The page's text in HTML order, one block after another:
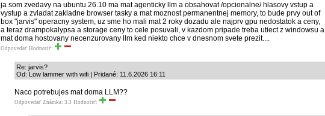
ja som zvedavy na ubuntu 26.10 ma mat agenticky llm a obsahovat /opcionalne/ hlasovy vstup a
vystup a zvladat zakladne browser tasky a mat moznost permanentnej memory, to bude prvy out of
box "jarvis" operacny system, uz sme ho mali mat 2 roky dozadu ale najprv gpu nedostatok a ceny,
a teraz drampokalypsa a storage ceny to cele posuvali, v kazdom pripade treba utiect z windowsu a
mat doma hostovany necenzurovany llm ked niekto chce v dnesnom svete prezit....
Odpovedať Hodnotiť:
Re: jarvis?
Od: Low lammer with wifi | Pridané: 11.6.2026 16:11
Naco potrebujes mat doma LLM??
Odpovedať Známka: 3.3 Hodnotiť: